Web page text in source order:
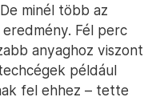
minél több az
Fél perc
anyaghoz viszont
például
fel ehhez – tette